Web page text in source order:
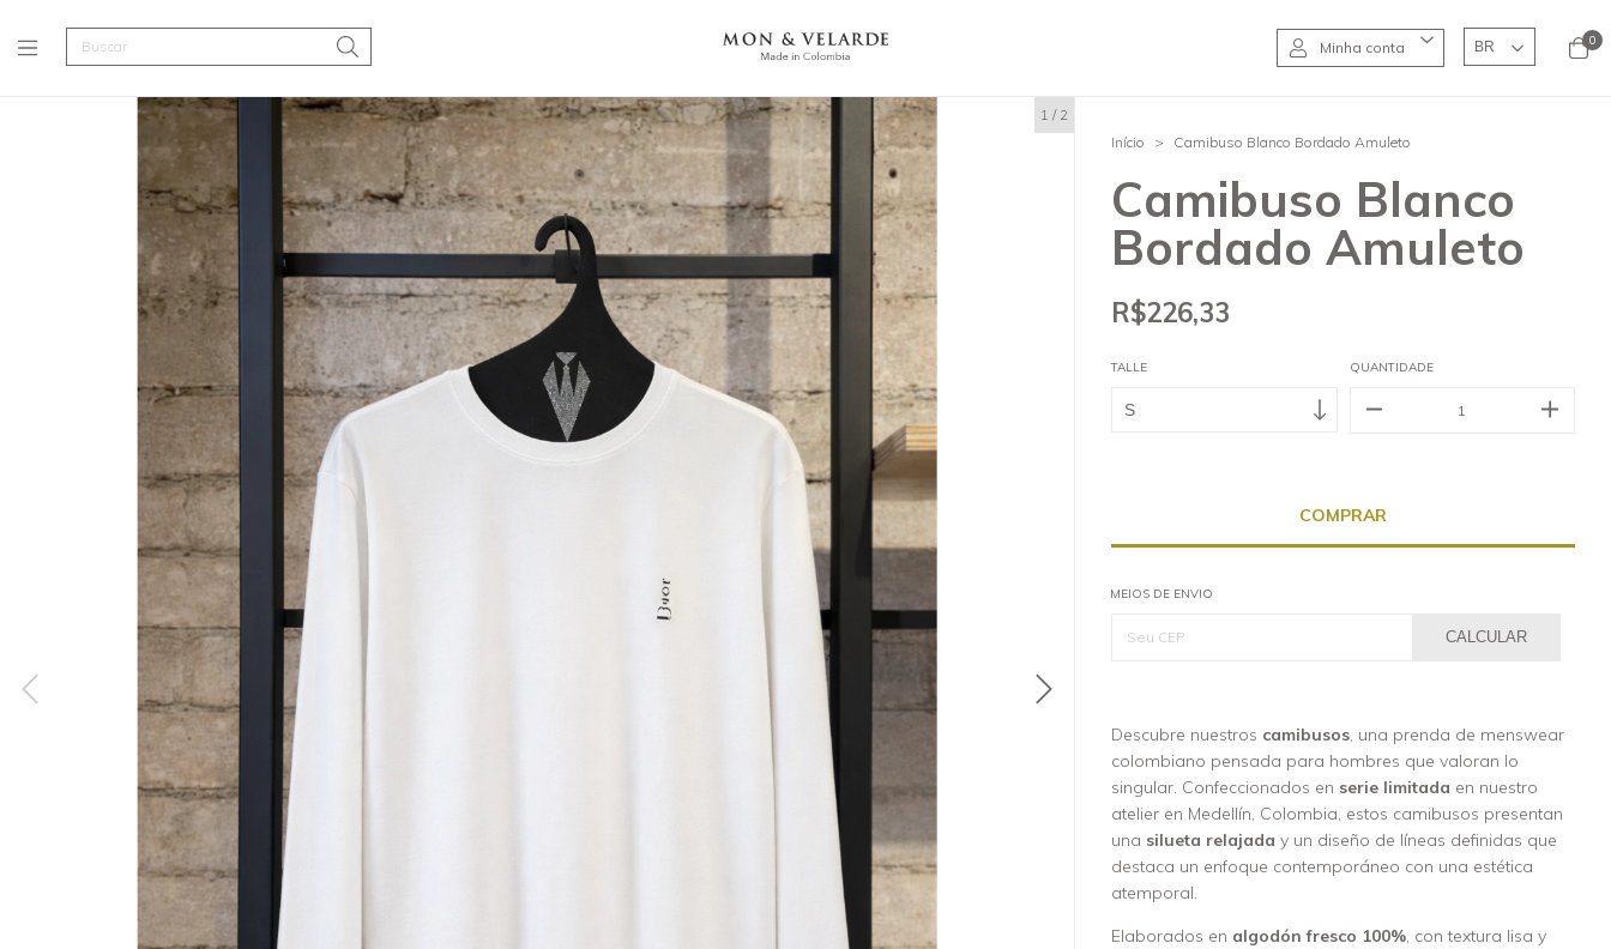
Minha conta 0
1 / 2
Início
> Camibuso Blanco Bordado Amuleto
Camibuso Blanco
Bordado Amuleto
R$226,33
TALLE QUANTIDADE
MEIOS DE ENVIO
CALCULAR
Descubre nuestros camibusos, una prenda de menswear
colombiano pensada para hombres que valoran lo
singular. Confeccionados en serie limitada en nuestro
atelier en Medellín, Colombia, estos camibusos presentan
una silueta relajada y un diseño de líneas definidas que
destaca un enfoque contemporáneo con una estética
atemporal.
Elaborados en algodón fresco 100%, con textura lisa y